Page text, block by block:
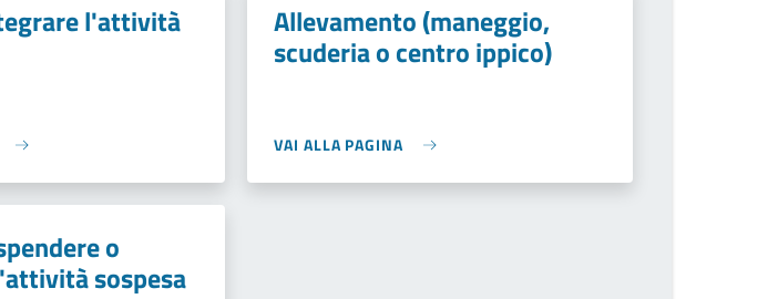
l'attività Allevamento (maneggio,
scuderia o centro ippico)
VAI ALLA PAGINA
o
sospesa